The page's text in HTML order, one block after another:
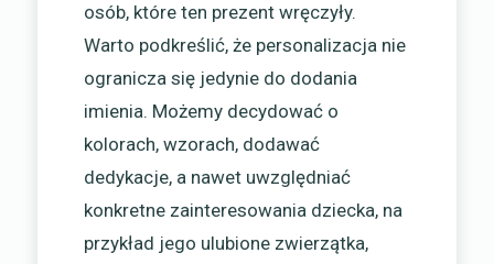
osób, które ten prezent wręczyły.
Warto podkreślić, że personalizacja nie
ogranicza się jedynie do dodania
imienia. Możemy decydować o
kolorach, wzorach, dodawać
dedykacje, a nawet uwzględniać
konkretne zainteresowania dziecka, na
przykład jego ulubione zwierzątka,